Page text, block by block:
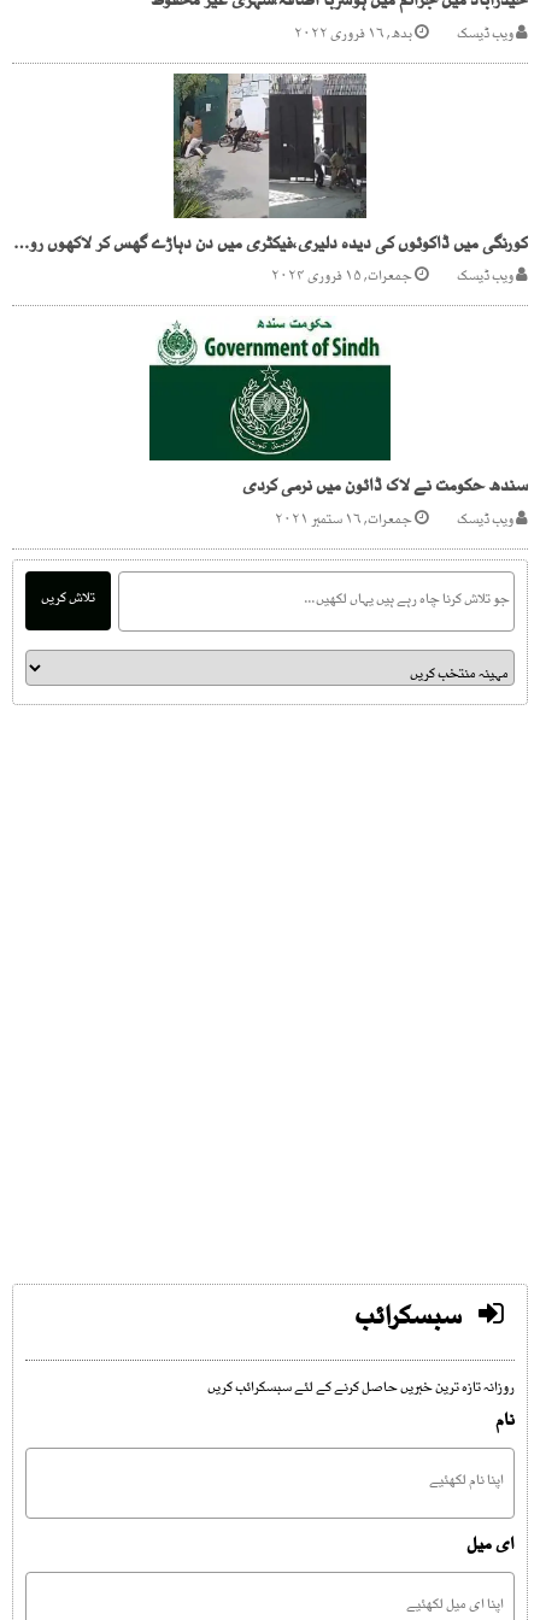
ویب ڈیسک بدھ, ۱۶ فروری ۲۰۲۲
کورنگی میں ڈاکوئوں کی دیدہ دلیری،فیکٹری میں دن دہاڑے گھس کر لاکھوں روپے لے اڑے
ویب ڈیسک جمعرات, ۱۵ فروری ۲۰۲۴
سندھ حکومت نے لاک ڈائون میں نرمی کردی
ویب ڈیسک جمعرات, ۱۶ ستمبر ۲۰۲۱
تلاش کریں
سبسکرائب
روزانہ تازہ ترین خبریں حاصل کرنے کے لئے سبسکرائب کریں
نام
ای میل